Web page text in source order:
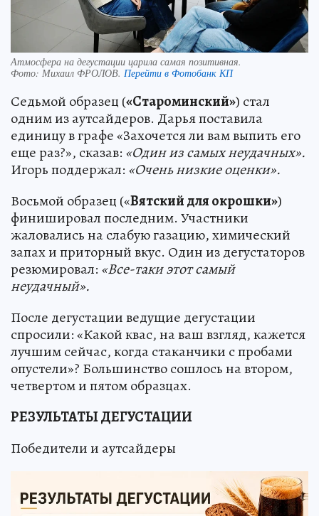
Атмосфера на дегустации царила самая позитивная.
Фото: Михаил ФРОЛОВ. Перейти в Фотобанк КП
Седьмой образец («Староминский») стал
одним из аутсайдеров. Дарья поставила
единицу в графе «Захочется ли вам выпить его
еще раз?», сказав: «Один из самых неудачных».
Игорь поддержал: «Очень низкие оценки».
Восьмой образец («Вятский для окрошки»)
финишировал последним. Участники
жаловались на слабую газацию, химический
запах и приторный вкус. Один из дегустаторов
резюмировал: «Все-таки этот самый
неудачный».
После дегустации ведущие дегустации
спросили: «Какой квас, на ваш взгляд, кажется
лучшим сейчас, когда стаканчики с пробами
опустели»? Большинство сошлось на втором,
четвертом и пятом образцах.
РЕЗУЛЬТАТЫ ДЕГУСТАЦИИ
Победители и аутсайдеры